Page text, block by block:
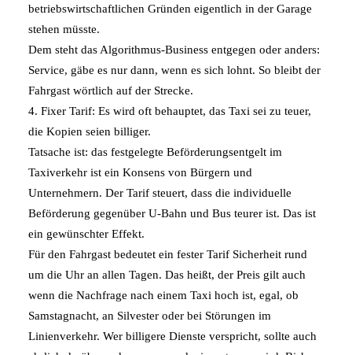
betriebswirtschaftlichen Gründen eigentlich in der Garage
stehen müsste.
Dem steht das Algorithmus-Business entgegen oder anders:
Service, gäbe es nur dann, wenn es sich lohnt. So bleibt der
Fahrgast wörtlich auf der Strecke.
4. Fixer Tarif: Es wird oft behauptet, das Taxi sei zu teuer,
die Kopien seien billiger.
Tatsache ist: das festgelegte Beförderungsentgelt im
Taxiverkehr ist ein Konsens von Bürgern und
Unternehmern. Der Tarif steuert, dass die individuelle
Beförderung gegenüber U-Bahn und Bus teurer ist. Das ist
ein gewünschter Effekt.
Für den Fahrgast bedeutet ein fester Tarif Sicherheit rund
um die Uhr an allen Tagen. Das heißt, der Preis gilt auch
wenn die Nachfrage nach einem Taxi hoch ist, egal, ob
Samstagnacht, an Silvester oder bei Störungen im
Linienverkehr. Wer billigere Dienste verspricht, sollte auch